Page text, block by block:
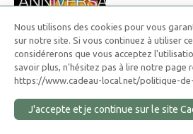
Carte Cadeau Fnac Darty
à partir de 15 €, pour toute occasion, et
Nous utilisons des cookies pour vous
sur notre site. Si vous continuez à utiliser
considérerons que vous acceptez
savoir plus, n'hésitez pas à lire notre page
https://www.cadeau-local.net/politique-
J'accepte et je continue sur le site